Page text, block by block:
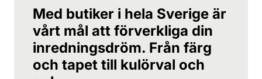
Med butiker i hela Sverige är
vårt mål att förverkliga din
inredningsdröm. Från färg
och tapet till kulörval och